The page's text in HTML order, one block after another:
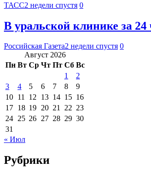
ТАСС2 недели спустя 0
В уральской клинике за
Российская Газета2 недели спустя 0
Август 2026
Пн Вт Ср Чт Пт Сб Вс
1
2
3
4 5 6 7 8
9
10 11 12 13 14 15 16
17 18 19 20 21 22 23
24 25 26 27 28 29 30
31
« Июл
Рубрики